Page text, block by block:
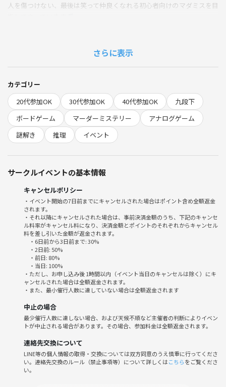
人を傷つけない、最後は笑って仲良くなれる初心者向けのマダミスを目
（途中参加、退室はゲームの性質上難しいのでご了承下さい）
今回のゲームは「プラネットイーター」になります🎵
《ストーリー》
これは、宇宙旅行や惑星移住が当たり前となった未来の物語。
光年を超えるワープ航法やコールドスリープが実用化され、人々は新た
な星へと生活圏を広げていました。
集められた先はカフェテリア。船を管理するAI・ジャスティンが語った
「船内の格納庫にて、死体が発見されました。」
集まったのは、死んだ男を除いたたった6人。
通信は宇宙警察に通じたものの、到着には時間がかかる。
その間、乗客たちは“容疑者”として、互いに疑いながら真相を追うこと
になります。
しかも、目覚めたばかりの記憶はまだ混濁しており、頼れるのは不確か
な記憶と限られた手がかりのみ。
密室同然の宇宙船内、AIの監視の目をかいくぐって、果たして殺人は可
能だったのか？
あるいはこの事件には、まだ誰も知らない「真実」が隠されているのか
もしれません。
・プレイ人数：6名
※キャンセルが発生したため2名ほど募集します🎵
・プレイ時間：180分
【イベントの雰囲気】
初心者、未経験の方でもわいわい楽しめるような運営を心がけていま
さらに表示
カテゴリー
20代参加OK
30代参加OK 40代参加OK
九段下
ボードゲーム
マーダーミステリー
アナログゲーム
謎解き
推理 イベント
サークルイベントの基本情報
キャンセルポリシー
・イベント開始の7日前までにキャンセルされた場合はポイント含め全額返金
されます。
・それ以降にキャンセルされた場合は、事前決済金額のうち、下記のキャンセ
ル料率がキャンセル料になり、決済金額とポイントのそれぞれからキャンセル
料を差し引いた金額が返金されます。
・6日前から3日前まで: 30%
・2日前: 50%
・前日: 80%
・当日: 100%
・ただし、お申し込み後 1時間以内（イベント当日のキャンセルは除く）にキ
ャンセルされた場合は全額返金されます。
・また、最小催行人数に達していない場合は全額返金されます
中止の場合
最少催行人数に達しない場合、および天候不順など主催者の判断によりイベン
トが中止される場合があります。その場合、参加料金は全額返金されます。
連絡先交換について
LINE等の個人情報の取得・交換については双方同意のうえ慎重に行ってくださ
い。連絡先交換のルール（禁止事項等）について詳しくはこちらをご覧くださ
い。